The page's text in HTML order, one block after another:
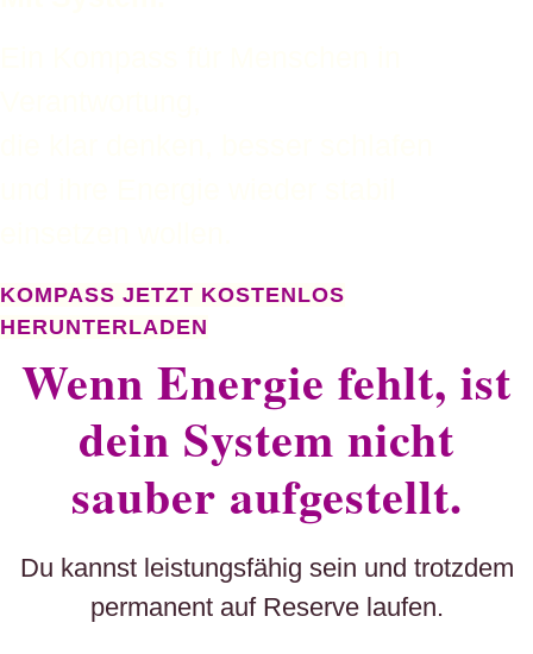
KOMPASS JETZT KOSTENLOS
HERUNTERLADEN
Wenn Energie fehlt, ist
dein System nicht
sauber aufgestellt.
Du kannst leistungsfähig sein und trotzdem
permanent auf Reserve laufen.